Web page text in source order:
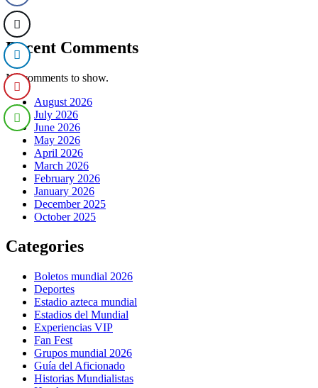
Recent Comments
No comments to show.
August 2026
July 2026
June 2026
May 2026
April 2026
March 2026
February 2026
January 2026
December 2025
October 2025
Categories
Boletos mundial 2026
Deportes
Estadio azteca mundial
Estadios del Mundial
Experiencias VIP
Fan Fest
Grupos mundial 2026
Guía del Aficionado
Historias Mundialistas